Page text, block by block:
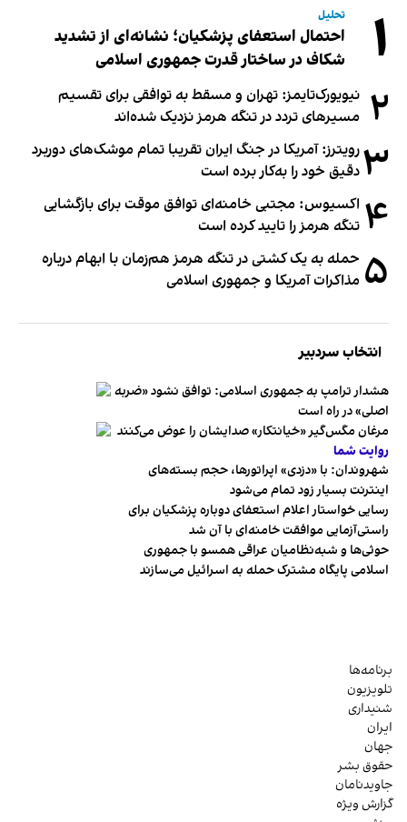
۱ تحلیل
احتمال استعفای پزشکیان؛ نشانه‌ای از تشدید
شکاف در ساختار قدرت جمهوری اسلامی
۲ نیویورک‌تایمز: تهران و مسقط به توافقی برای تقسیم
مسیرهای تردد در تنگه هرمز نزدیک شده‌اند
۳رویترز: آمریکا در جنگ ایران تقریبا تمام موشک‌های دوربرد
دقیق خود را به‌کار برده است
۴ اکسیوس: مجتبی خامنه‌ای توافق موقت برای بازگشایی
تنگه هرمز را تایید کرده است
۵ حمله به یک کشتی در تنگه هرمز هم‌زمان با ابهام درباره
مذاکرات آمریکا و جمهوری اسلامی
انتخاب سردبیر
هشدار ترامپ به جمهوری اسلامی: توافق نشود «ضربه
اصلی» در راه است
مرغان مگس‌گیر «خیانتکار» صدایشان را عوض می‌کنند
روایت شما
شهروندان:‌ با «دزدی» اپراتورها، حجم بسته‌های
اینترنت بسیار زود تمام می‌شود
رسایی خواستار اعلام استعفای دوباره پزشکیان برای
راستی‌آزمایی موافقت خامنه‌ای با آن شد
حوثی‌ها و شبه‌نظامیان عراقی همسو با جمهوری
اسلامی پایگاه مشترک حمله به اسرائیل می‌سازند
برنامه‌ها
تلویزیون
شنیداری
ایران
جهان
حقوق بشر
جاویدنامان
گزارش ویژه